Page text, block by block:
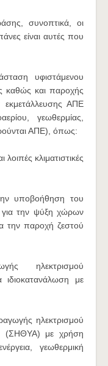
συνοπτικά, οι
είναι αυτές που
υφιστάμενου
καθώς και παροχής
ΑΠΕ
γεωθερμίας,
ΑΠΕ), όπως:
κλιματιστικές
υποβοήθηση του
για την ψύξη χώρων
την παροχή ζεστού
ηλεκτρισμού
με
ηλεκτρισμού
(ΣΗΘΥΑ) με χρήση
γεωθερμική